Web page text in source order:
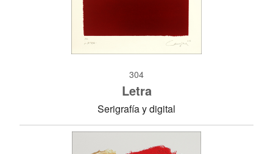
304
Letra
Serigrafía y digital